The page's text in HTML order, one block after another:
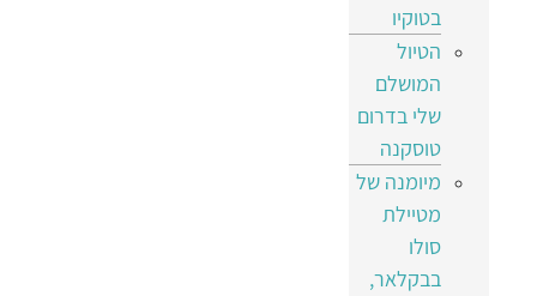
בטוקיו
הטיול
המושלם
שלי בדרום
טוסקנה
מיומנה של
מטיילת
סולו
בבקלאר,